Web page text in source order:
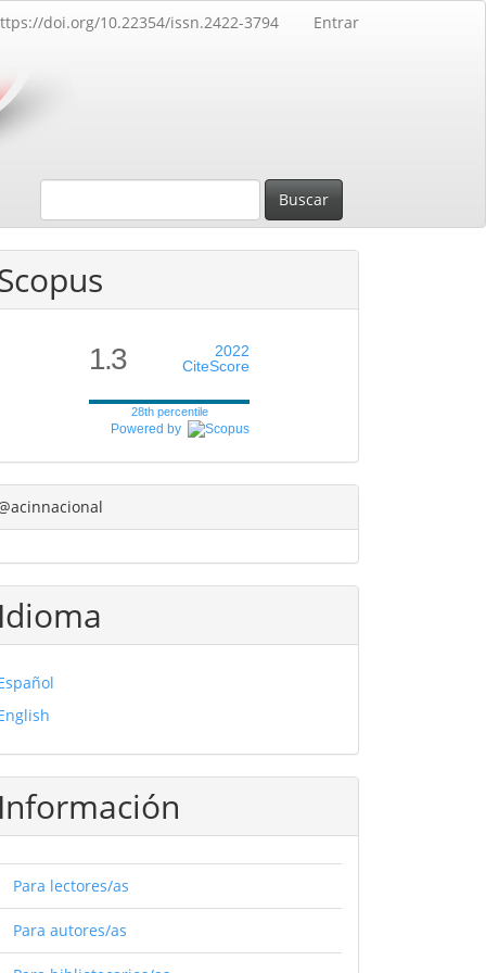
doi.org/10.22354/issn.2422-3794 Entrar
Buscar
1.3
2022
CiteScore
28th percentile
Powered by
Idioma
Información
Para lectores/as
Para autores/as